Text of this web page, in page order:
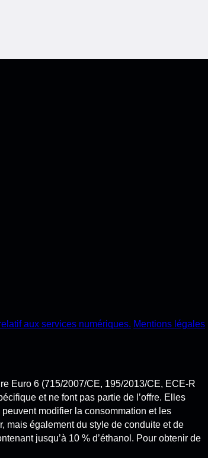
aux services numériques. Mentions légales
Euro 6 (715/2007/CE, 195/2013/CE, ECE-R
et ne font pas partie de l’offre. Elles
modifier la consommation et les
mais également du style de conduite et de
jusqu’à 10 % d’éthanol. Pour obtenir de